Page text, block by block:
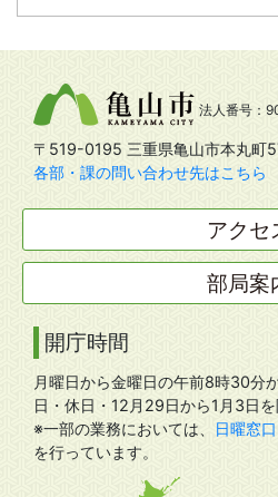
法人番号：
〒519-0195 三重県亀山市本丸町
各部・課の問い合わせ先はこちら
アクセ
部局案
開庁時間
月曜日から金曜日の午前8時30分
日・休日・12月29日から1月3日
※一部の業務においては、
日曜窓口
を行っています。